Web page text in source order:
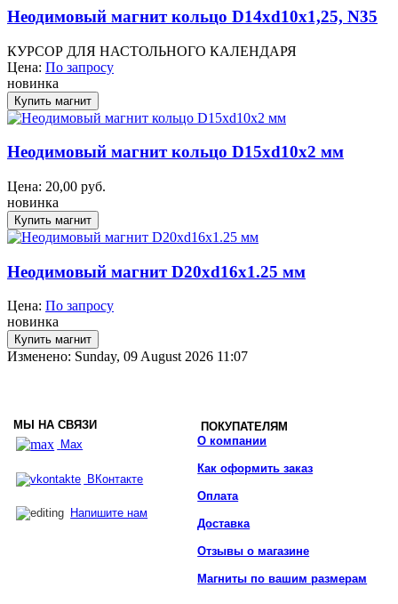
Неодимовый магнит кольцо D14xd10x1,25, N35
КУРСОР ДЛЯ НАСТОЛЬНОГО КАЛЕНДАРЯ
Цена: По запросу
новинка
Неодимовый магнит кольцо D15xd10x2 мм
Цена: 20,00 руб.
новинка
Неодимовый магнит D20xd16x1.25 мм
Цена: По запросу
новинка
Изменено: Sunday, 09 August 2026 11:07
МЫ НА СВЯЗИ
ПОКУПАТЕЛЯМ
Max
ВКонтакте
Напишите нам
О компании
Как оформить заказ
Оплата
Доставка
Отзывы о магазине
Магниты по вашим размерам